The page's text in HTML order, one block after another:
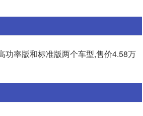
功率版和标准版两个车型,售价4.58万